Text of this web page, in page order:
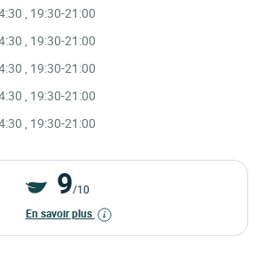
, 19:30-21:00
, 19:30-21:00
, 19:30-21:00
, 19:30-21:00
, 19:30-21:00
9/10
En savoir plus